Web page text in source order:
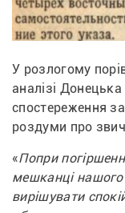
У розлогому
аналізі
спостереження
роздуми про
«Попри
мешканці нашого
вирішувати